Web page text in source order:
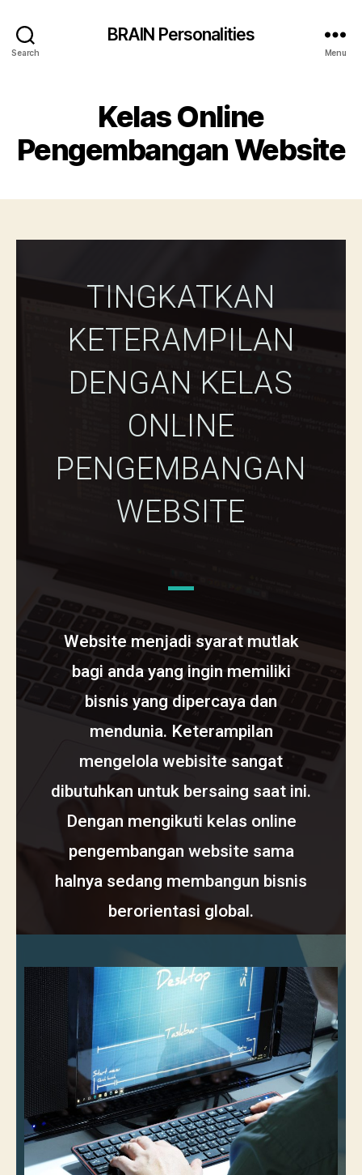
Search
BRAIN Personalities
Menu
Kelas Online
Pengembangan Website
TINGKATKAN
KETERAMPILAN
DENGAN KELAS
ONLINE
PENGEMBANGAN
WEBSITE
Website menjadi syarat mutlak
bagi anda yang ingin memiliki
bisnis yang dipercaya dan
mendunia. Keterampilan
mengelola webisite sangat
dibutuhkan untuk bersaing saat ini.
Dengan mengikuti kelas online
pengembangan website sama
halnya sedang membangun bisnis
berorientasi global.